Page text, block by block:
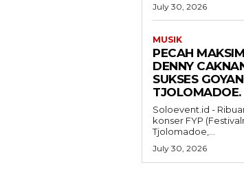
July 30, 2026
MUSIK
PECAH
DENNY
SUKSES
TJOLOMADOE.
Soloevent.id -
konser FYP
Tjolomadoe,...
July 30, 2026